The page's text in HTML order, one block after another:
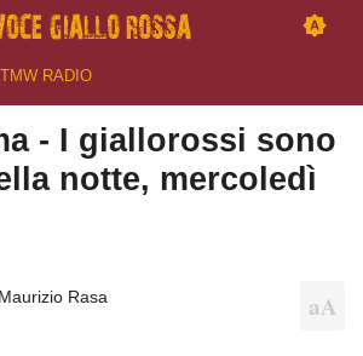
TMW RADIO
- I giallorossi sono
notte, mercoledì
Maurizio Rasa